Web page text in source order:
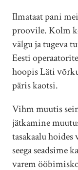
Ilmataat pani
proovile. Kolm
välgu ja tugeva
Eesti
hoopis Läti
päris kaotsi.
Vihm muutis
jätkamine
tasakaalu hoides
seega seadsime
varem